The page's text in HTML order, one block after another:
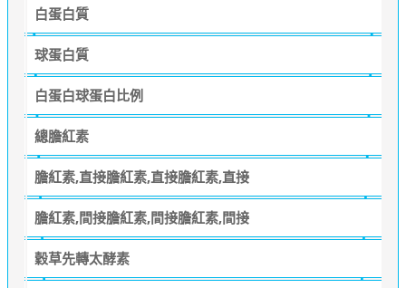
白蛋白質
球蛋白質
白蛋白球蛋白比例
總膽紅素
膽紅素,直接膽紅素,直接膽紅素,直接
膽紅素,間接膽紅素,間接膽紅素,間接
穀草先轉太酵素